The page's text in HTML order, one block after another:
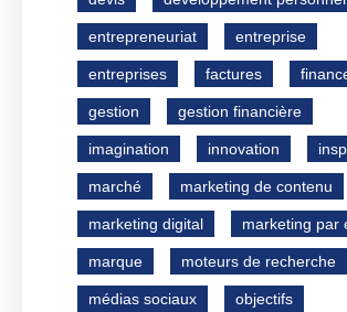
entrepreneuriat entreprise
entreprises factures
gestion gestion financière
imagination innovation
marché marketing de contenu
marketing digital marketing par
marque moteurs de recherche
médias sociaux objectifs